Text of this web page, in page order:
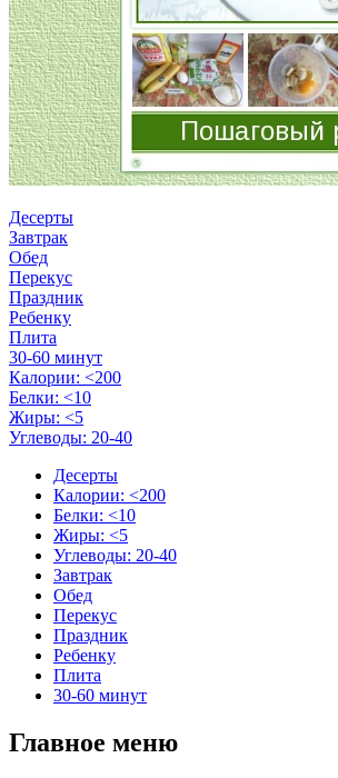
Десерты
Завтрак
Обед
Перекус
Праздник
Ребенку
Плита
30-60 минут
Калории: <200
Белки: <10
Жиры: <5
Углеводы: 20-40
Десерты
Калории: <200
Белки: <10
Жиры: <5
Углеводы: 20-40
Завтрак
Обед
Перекус
Праздник
Ребенку
Плита
30-60 минут
Главное меню